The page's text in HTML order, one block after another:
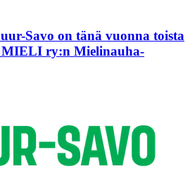
Savo on tänä vuonna toista
MIELI ry:n Mielinauha-